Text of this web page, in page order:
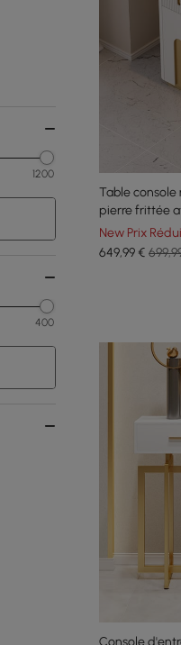
1200
400
Table console
pierre frittée
New Prix
649,99€
Console